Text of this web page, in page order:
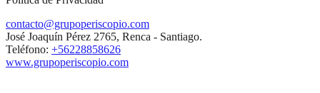
contacto@grupoperiscopio.com
José Joaquín Pérez 2765, Renca - Santiago.
Teléfono: +56228858626
www.grupoperiscopio.com